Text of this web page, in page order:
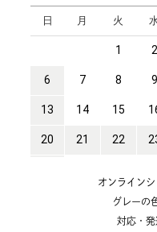
オンライン
グレーの
対応・